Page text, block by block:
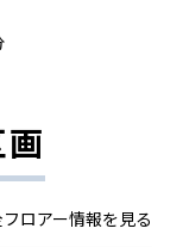
ロアー情報を見る